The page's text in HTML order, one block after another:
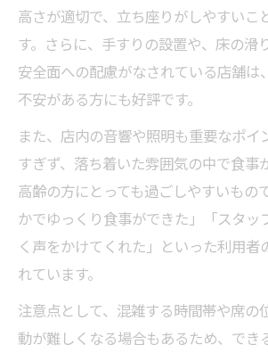
高さが適切で、立ち座りがしやすいこ
す。さらに、手すりの設置や、床の滑
安全面への配慮がなされている店舗は
不安がある方にも好評です。
また、店内の音響や照明も重要なポイ
すぎず、落ち着いた雰囲気の中で食事
高齢の方にとっても過ごしやすいもの
かでゆっくり食事ができた」「スタッ
く声をかけてくれた」といった利用者
れています。
注意点として、混雑する時間帯や席の
動が難しくなる場合もあるため、でき